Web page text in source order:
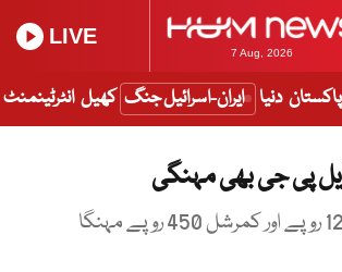
7 Aug, 2026
LIVE
پاکستان دنیا ایران-اسرائیل جنگ کھیل انٹرٹینمنٹ
پی جی بھی مہنگی
گھریلو سیلنڈر 120 روپے اور کمرشل 450 روپے مہنگا